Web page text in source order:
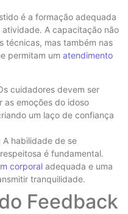
é a formação adequada
A capacitação não
técnicas, mas também nas
permitam um atendimento
cuidadores devem ser
as emoções do idoso
um laço de confiança
A habilidade de se
é fundamental.
corporal adequada e uma
tranquilidade.
Feedback